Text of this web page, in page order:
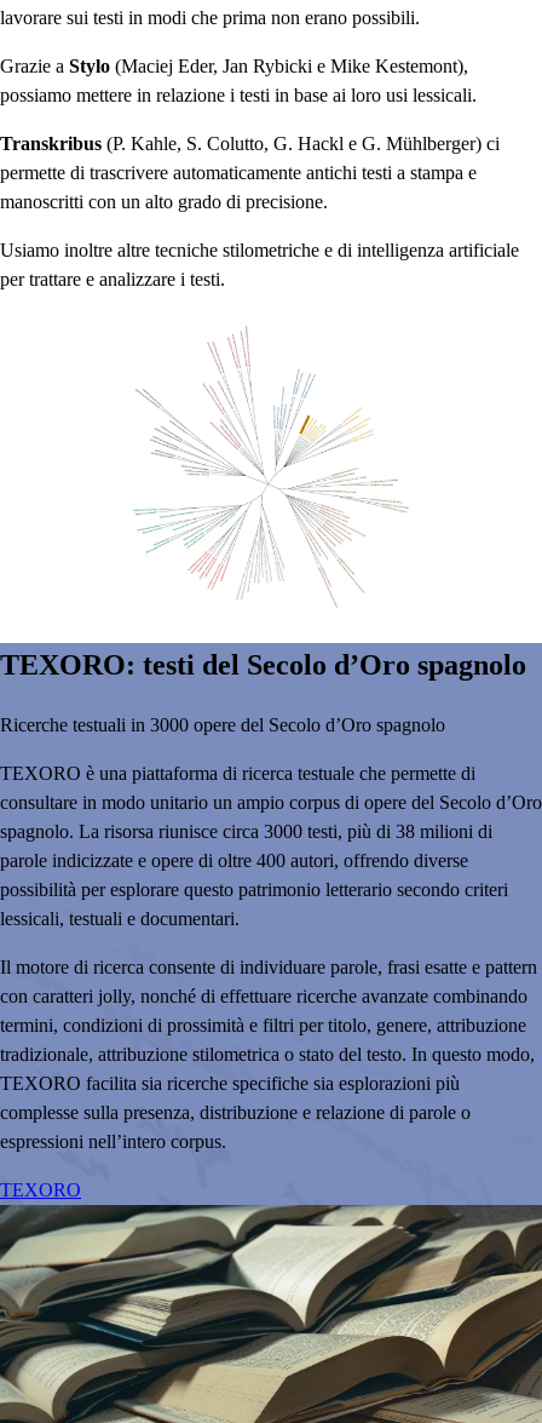
lavorare sui testi in modi che prima non erano possibili.
Grazie a Stylo (Maciej Eder, Jan Rybicki e Mike Kestemont),
possiamo mettere in relazione i testi in base ai loro usi lessicali.
Transkribus (P. Kahle, S. Colutto, G. Hackl e G. Mühlberger) ci
permette di trascrivere automaticamente antichi testi a stampa e
manoscritti con un alto grado di precisione.
Usiamo inoltre altre tecniche stilometriche e di intelligenza artificiale
per trattare e analizzare i testi.
TEXORO: testi del Secolo d’Oro spagnolo
Ricerche testuali in 3000 opere del Secolo d’Oro spagnolo
TEXORO è una piattaforma di ricerca testuale che permette di
consultare in modo unitario un ampio corpus di opere del Secolo d’Oro
spagnolo. La risorsa riunisce circa 3000 testi, più di 38 milioni di
parole indicizzate e opere di oltre 400 autori, offrendo diverse
possibilità per esplorare questo patrimonio letterario secondo criteri
lessicali, testuali e documentari.
Il motore di ricerca consente di individuare parole, frasi esatte e pattern
con caratteri jolly, nonché di effettuare ricerche avanzate combinando
termini, condizioni di prossimità e filtri per titolo, genere, attribuzione
tradizionale, attribuzione stilometrica o stato del testo. In questo modo,
TEXORO facilita sia ricerche specifiche sia esplorazioni più
complesse sulla presenza, distribuzione e relazione di parole o
espressioni nell’intero corpus.
TEXORO